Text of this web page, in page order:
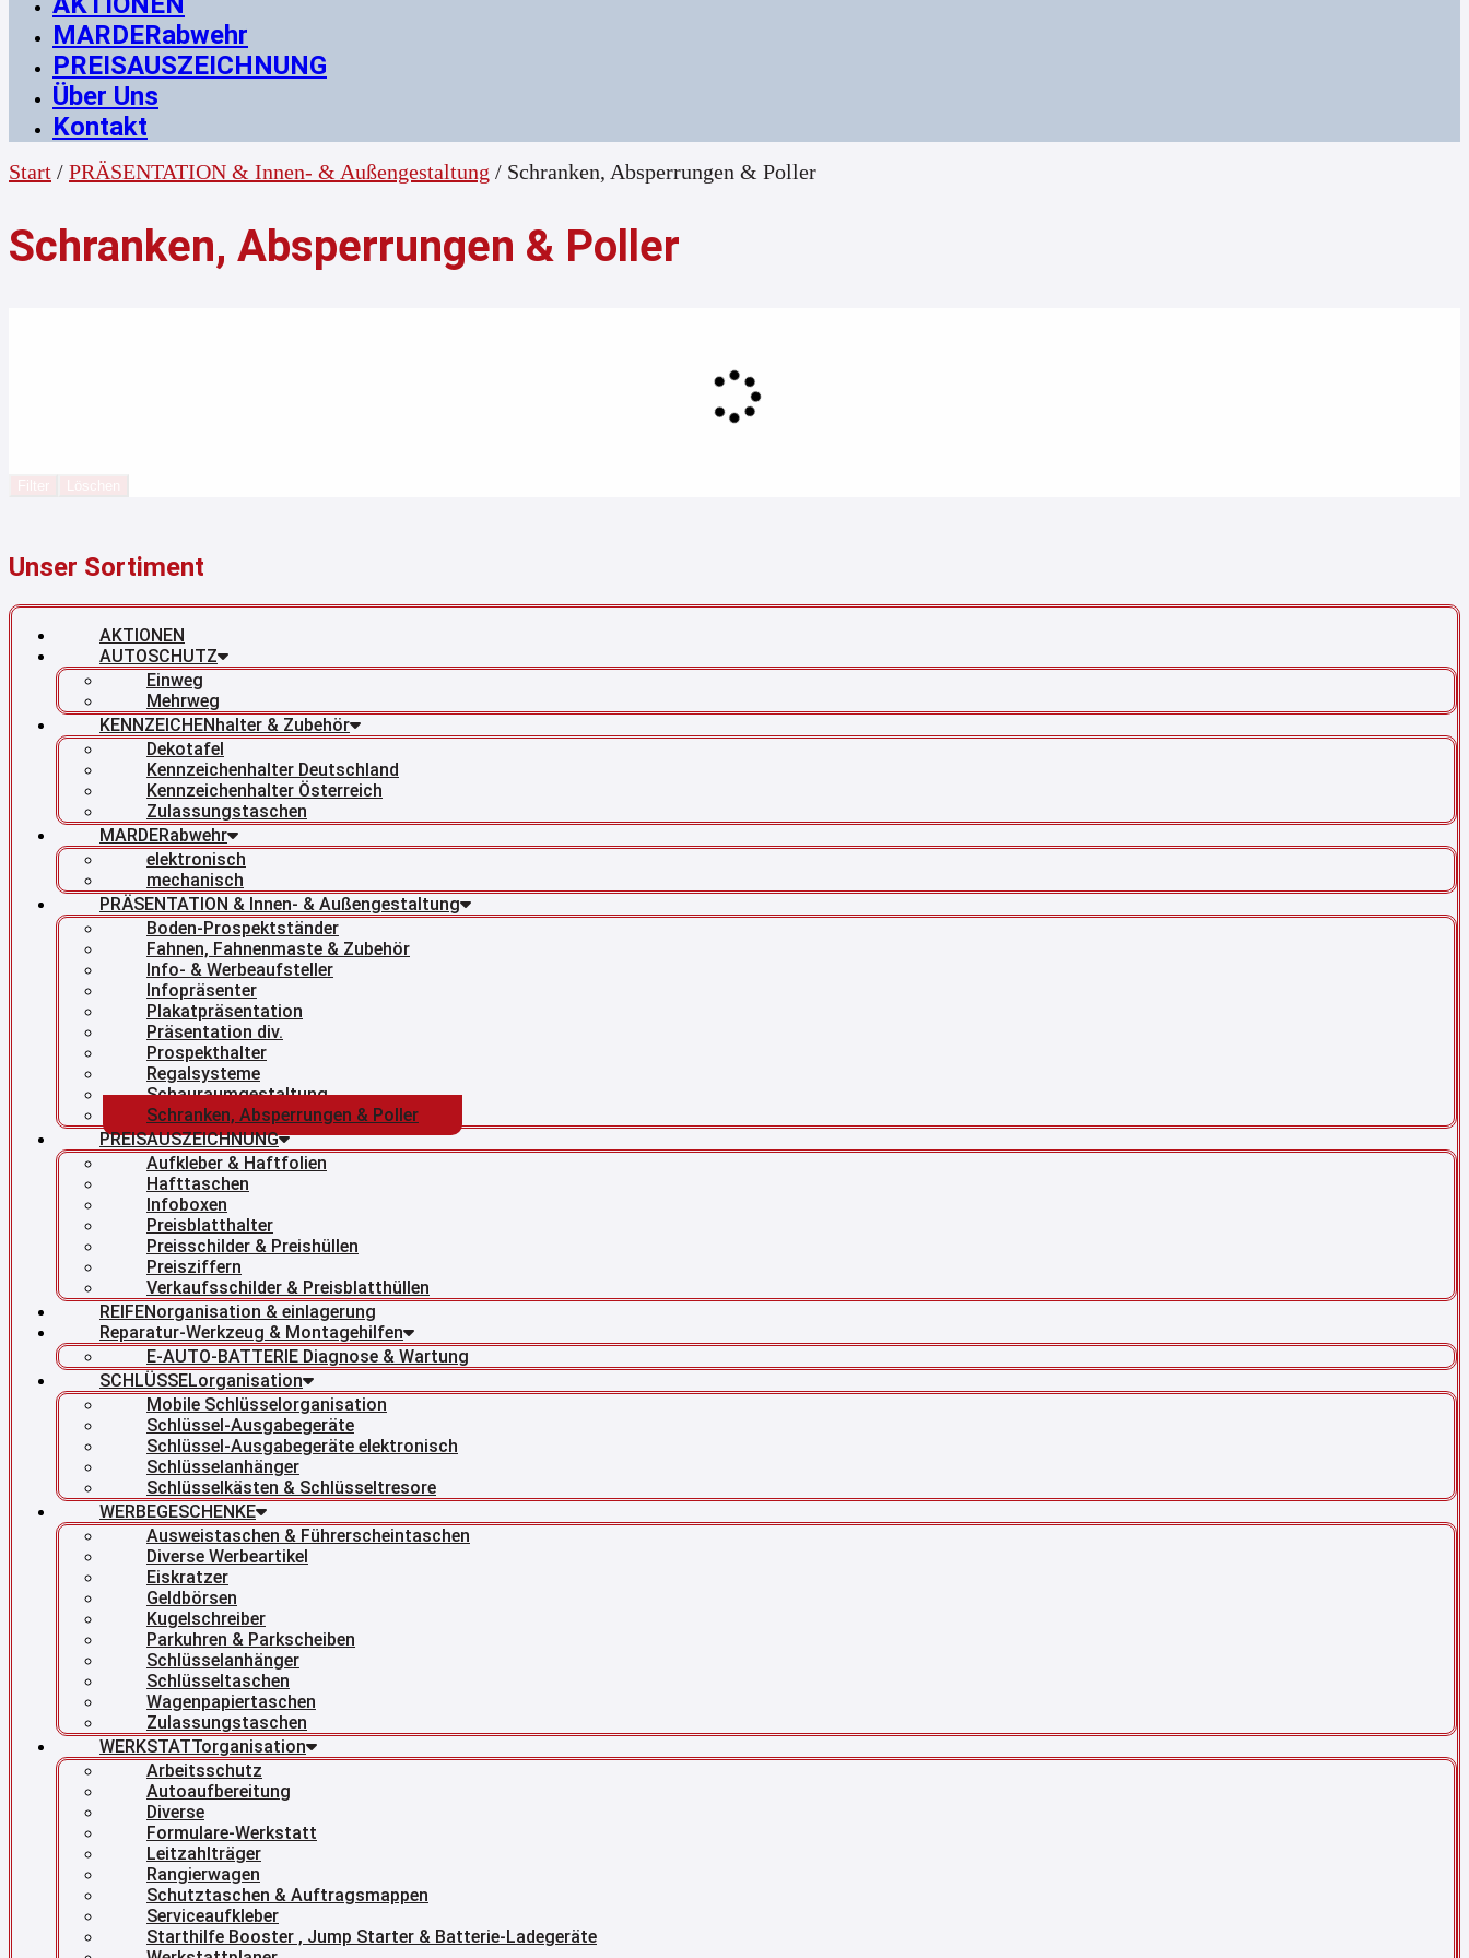
MARDERabwehr
PREISAUSZEICHNUNG
Über Uns
Kontakt
Start / PRÄSENTATION & Innen- & Außengestaltung / Schranken, Absperrungen & Poller
Schranken, Absperrungen & Poller
Unser Sortiment
AKTIONEN
AUTOSCHUTZ
Einweg
Mehrweg
KENNZEICHENhalter & Zubehör
Dekotafel
Kennzeichenhalter Deutschland
Kennzeichenhalter Österreich
Zulassungstaschen
MARDERabwehr
elektronisch
mechanisch
PRÄSENTATION & Innen- & Außengestaltung
Boden-Prospektständer
Fahnen, Fahnenmaste & Zubehör
Info- & Werbeaufsteller
Infopräsenter
Plakatpräsentation
Präsentation div.
Prospekthalter
Regalsysteme
Schauraumgestaltung
Schranken, Absperrungen & Poller
PREISAUSZEICHNUNG
Aufkleber & Haftfolien
Hafttaschen
Infoboxen
Preisblatthalter
Preisschilder & Preishüllen
Preisziffern
Verkaufsschilder & Preisblatthüllen
REIFENorganisation & einlagerung
Reparatur-Werkzeug & Montagehilfen
E-AUTO-BATTERIE Diagnose & Wartung
SCHLÜSSELorganisation
Mobile Schlüsselorganisation
Schlüssel-Ausgabegeräte
Schlüssel-Ausgabegeräte elektronisch
Schlüsselanhänger
Schlüsselkästen & Schlüsseltresore
WERBEGESCHENKE
Ausweistaschen & Führerscheintaschen
Diverse Werbeartikel
Eiskratzer
Geldbörsen
Kugelschreiber
Parkuhren & Parkscheiben
Schlüsselanhänger
Schlüsseltaschen
Wagenpapiertaschen
Zulassungstaschen
WERKSTATTorganisation
Arbeitsschutz
Autoaufbereitung
Diverse
Formulare-Werkstatt
Leitzahlträger
Rangierwagen
Schutztaschen & Auftragsmappen
Serviceaufkleber
Starthilfe Booster , Jump Starter & Batterie-Ladegeräte